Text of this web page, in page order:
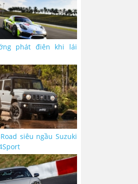
phát điên khi lái
siêu ngầu Suzuki